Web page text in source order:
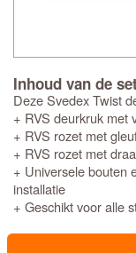
Inhoud van de set
Deze Svedex Twist
+ RVS deurkruk met
+ RVS rozet met
+ RVS rozet met
+ Universele bouten
installatie
+ Geschikt voor alle